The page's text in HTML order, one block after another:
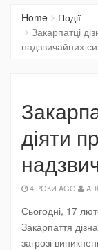
Home
Події
Закарпатці
надзвичайних
діяти
4 РОКИ AGO
Сьогодні, 17
Закарпаття
загрозі